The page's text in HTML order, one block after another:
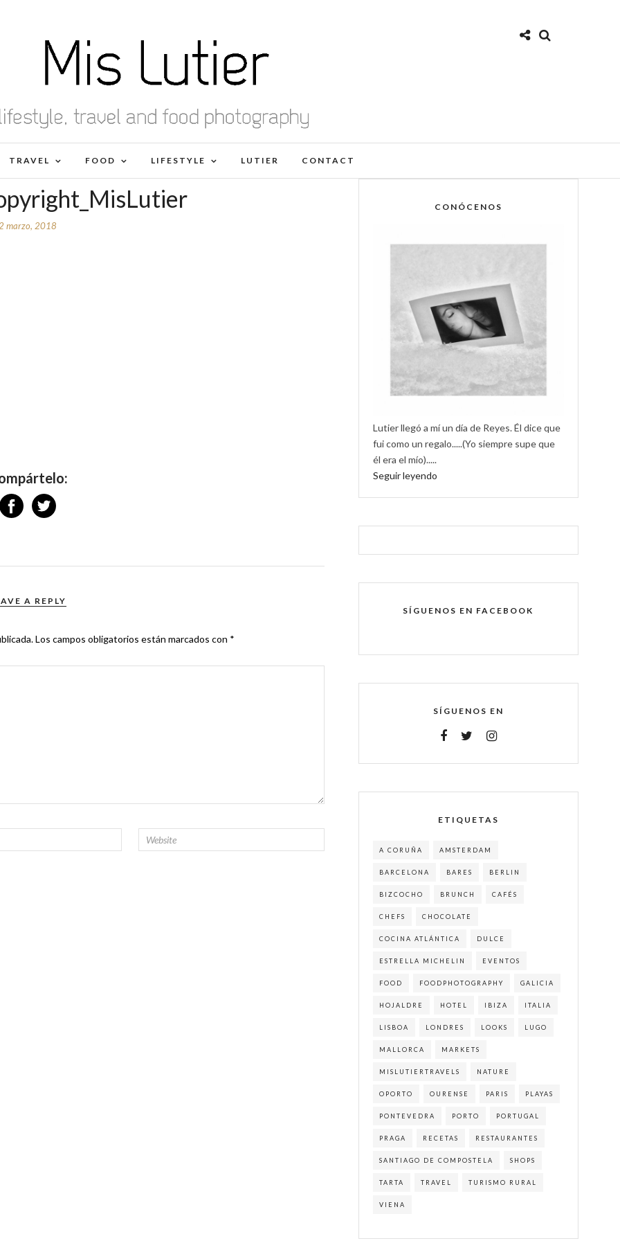
TRAVEL FOOD LIFESTYLE LUTIER CONTACT
marzo, 2018
A REPLY
Los campos obligatorios están marcados con *
CONÓCENOS
Lutier llegó a mí un día de Reyes. Él dice que
fui como un regalo.....(Yo siempre supe que
él era el mío).....
Seguir leyendo
SÍGUENOS EN FACEBOOK
SÍGUENOS EN
ETIQUETAS
A CORUÑA AMSTERDAM
BARCELONA BARES BERLIN
BIZCOCHO BRUNCH CAFÉS
CHEFS CHOCOLATE
COCINA ATLÁNTICA DULCE
ESTRELLA MICHELIN EVENTOS
FOOD FOODPHOTOGRAPHY GALICIA
HOJALDRE HOTEL IBIZA ITALIA
LISBOA LONDRES LOOKS LUGO
MALLORCA MARKETS
MISLUTIERTRAVELS NATURE
OPORTO OURENSE PARIS PLAYAS
PONTEVEDRA PORTO PORTUGAL
PRAGA RECETAS RESTAURANTES
SANTIAGO DE COMPOSTELA SHOPS
TARTA TRAVEL TURISMO RURAL
VIENA